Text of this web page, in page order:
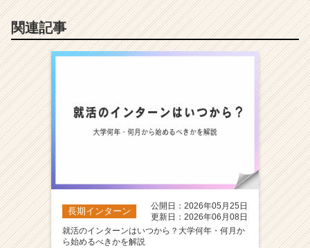
関連記事
長期インターン
公開日：2026年05月25日
更新日：2026年06月08日
就活のインターンはいつから？大学何年・何月か
ら始めるべきかを解説